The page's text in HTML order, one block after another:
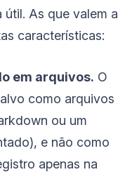
útil. As que valem a
características:
em arquivos. O
como arquivos
ou um
e não como
apenas na